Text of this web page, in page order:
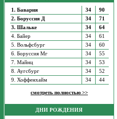
1. Бавария 34
90
2. Боруссия Д
34
71
3. Шальке
34
64
4. Байер
34
61
5. Вольфсбург
34
60
6. Боруссия Мг
34
55
7. Майнц
34
53
8. Аугсбург
34
52
9. Хоффенхайм
34 44
смотреть полностью >>
ДНИ РОЖДЕНИЯ